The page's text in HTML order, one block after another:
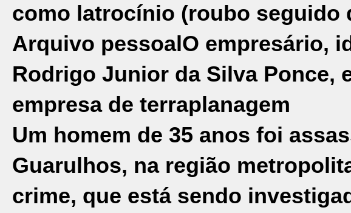
como latrocínio (roubo seguido
Arquivo pessoalO empresário,
Rodrigo Junior da Silva Ponce,
empresa de terraplanagem
Um homem de 35 anos foi
Guarulhos, na região
crime, que está sendo